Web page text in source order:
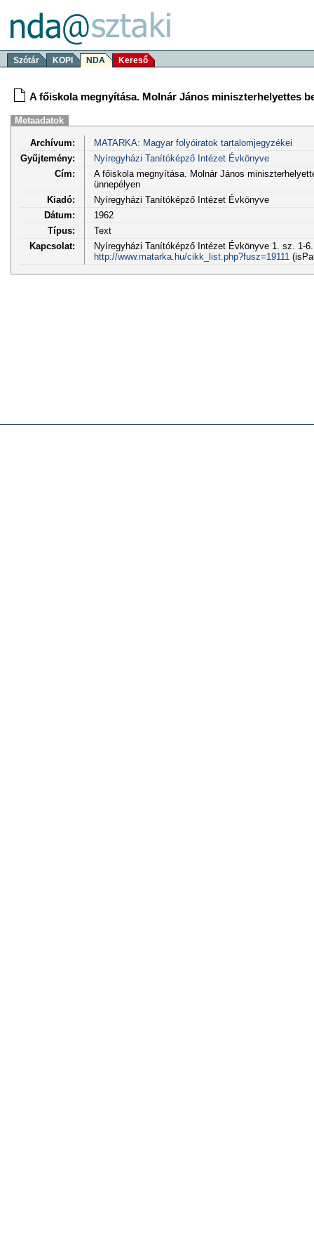
Szótár KOPI NDA Kereső
A főiskola megnyítása. Molnár János miniszterhelyettes
Metaadatok
Archívum:
MATARKA: Magyar folyóiratok tartalomjegyzékei
Gyűjtemény:
Nyíregyházi Tanítóképző Intézet Évkönyve
Cím:
A főiskola megnyítása. Molnár János
ünnepélyen
Kiadó:
Nyíregyházi Tanítóképző Intézet Évkönyve
Dátum:
1962
Típus:
Text
Kapcsolat:
Nyíregyházi Tanítóképző Intézet Évkönyve 1. sz. 1-
http://www.matarka.hu/cikk_list.php?fusz=19111